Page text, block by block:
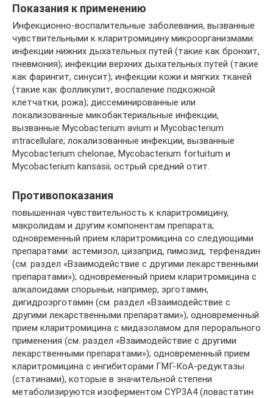
Показания к применению
Инфекционно-воспалительные заболевания, вызванные
чувствительными к кларитромицину микроорганизмами:
инфекции нижних дыхательных путей (такие как бронхит,
пневмония); инфекции верхних дыхательных путей (такие
как фарингит, синусит); инфекции кожи и мягких тканей
(такие как фолликулит, воспаление подкожной
клетчатки, рожа); диссеминированные или
локализованные микобактериальные инфекции,
вызванные Mycobacterium avium и Mycobacterium
intracellulare; локализованные инфекции, вызванные
Mycobacterium chelonae, Mycobacterium fortuitum и
Mycobacterium kansasii; острый средний отит.
Противопоказания
повышенная чувствительность к кларитромицину,
макролидам и другим компонентам препарата;
одновременный прием кларитромицина со следующими
препаратами: астемизол, цизаприд, пимозид, терфенадин
(см. раздел «Взаимодействие с другими лекарственными
препаратами»); одновременный прием кларитромицина с
алкалоидами спорыньи, например, эрготамин,
дигидроэрготамин (см. раздел «Взаимодействие с
другими лекарственными препаратами»); одновременный
прием кларитромицина с мидазоламом для перорального
применения (см. раздел «Взаимодействие с другими
лекарственными препаратами»); одновременный прием
кларитромицина с ингибиторами ГМГ-КоА-редуктазы
(статинами), которые в значительной степени
метаболизируются изоферментом CYP3A4 (ловастатин